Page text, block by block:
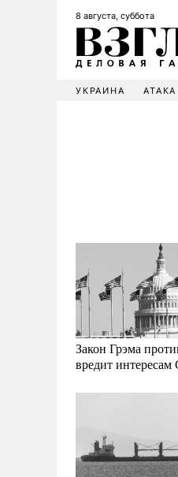
8 августа, суббота
УКРАИНА
Закон Грэма
вредит